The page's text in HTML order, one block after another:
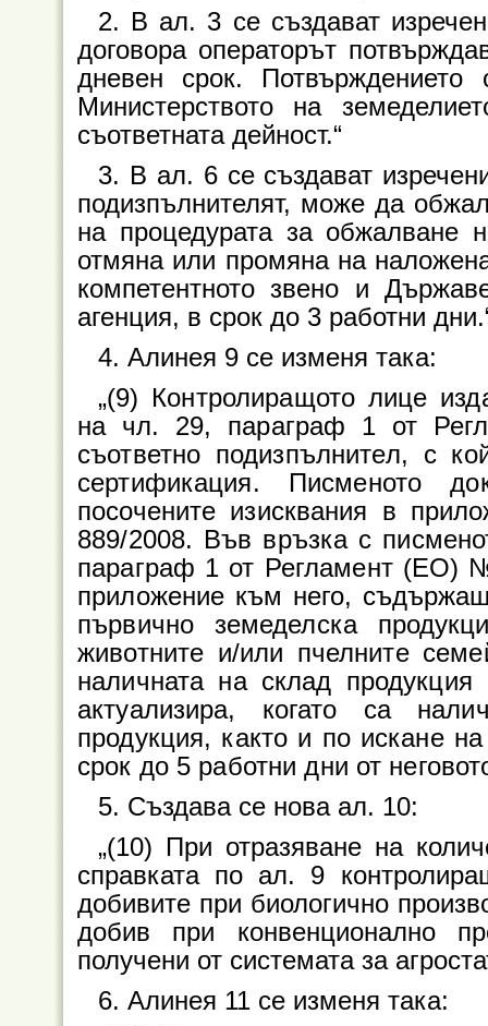
2. В ал. 3 се създават
договора операторът
дневен срок.
Министерството на
съответната дейност.“
3. В ал. 6 се създават
подизпълнителят, може да
на процедурата за обжалване
отмяна или промяна на
компетентното звено и
агенция, в срок до 3 работни
4. Алинея 9 се изменя така:
„(9) Контролиращото лице
на чл. 29, параграф 1 от
съответно подизпълнител, с
сертификация. Писменото
посочените изисквания в
889/2008. Във връзка с
параграф 1 от Регламент (ЕО)
приложение към него,
първично земеделска
животните и/или пчелните
наличната на склад
актуализира, когато са
продукция, както и по искане
срок до 5 работни дни от
5. Създава се нова ал. 10:
„(10) При отразяване на
справката по ал. 9
добивите при биологично
добив при конвенционално
получени от системата за
6. Алинея 11 се изменя така: